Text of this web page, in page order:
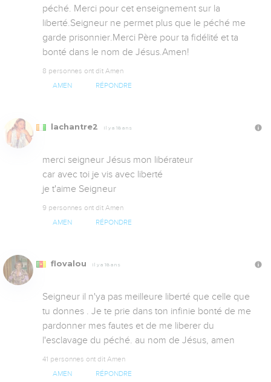
péché. Merci pour cet enseignement sur la
liberté.Seigneur ne permet plus que le péché me
garde prisonnier.Merci Père pour ta fidélité et ta
bonté dans le nom de Jésus.Amen!
8 personnes ont dit Amen
AMEN RÉPONDRE
lachantre2 Il y a 18 ans
merci seigneur Jésus mon libérateur
car avec toi je vis avec liberté
je t'aime Seigneur
9 personnes ont dit Amen
AMEN RÉPONDRE
flovalou Il y a 18 ans
Seigneur il n'ya pas meilleure liberté que celle que
tu donnes . Je te prie dans ton infinie bonté de me
pardonner mes fautes et de me liberer du
l'esclavage du péché. au nom de Jésus, amen
41 personnes ont dit Amen
AMEN RÉPONDRE